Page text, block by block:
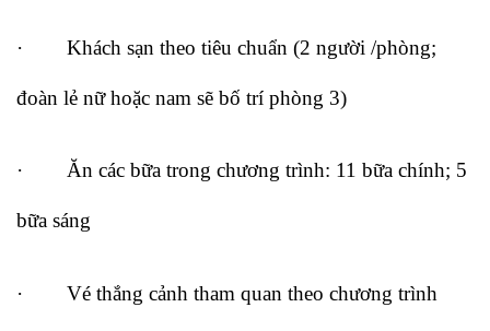
· Khách sạn theo tiêu chuẩn (2 người /phòng;
đoàn lẻ nữ hoặc nam sẽ bố trí phòng 3)
· Ăn các bữa trong chương trình: 11 bữa chính; 5
bữa sáng
· Vé thắng cảnh tham quan theo chương trình